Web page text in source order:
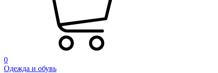
0
Одежда и обувь